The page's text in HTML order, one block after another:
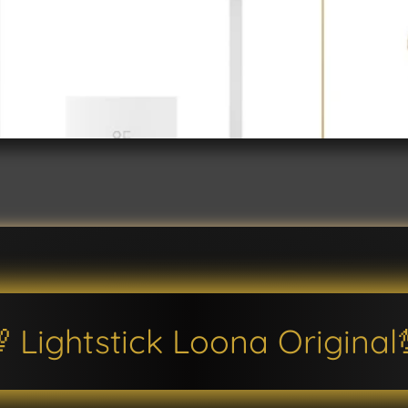
Lightstick Loona